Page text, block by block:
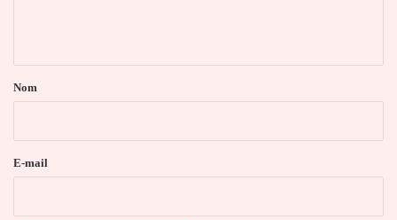
a
e
Nom
E-mail